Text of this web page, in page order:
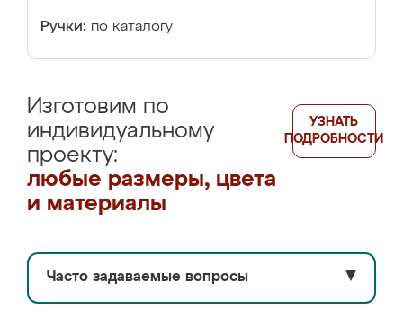
Ручки: по каталогу
Изготовим по
индивидуальному
проекту:
любые размеры, цвета
и материалы
УЗНАТЬ
ПОДРОБНОСТИ
Часто задаваемые вопросы ▼